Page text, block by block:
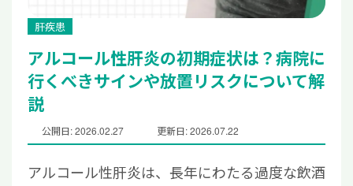
肝疾患
アルコール性肝炎の初期症状は？病院に
行くべきサインや放置リスクについて解
説
公開日: 2026.02.27 更新日: 2026.07.22
アルコール性肝炎は、長年にわたる過度な飲酒